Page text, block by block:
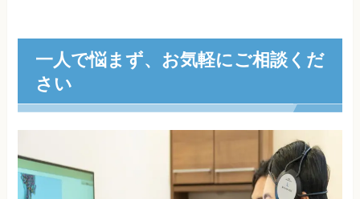
一人で悩まず、お気軽にご相談くだ
さい